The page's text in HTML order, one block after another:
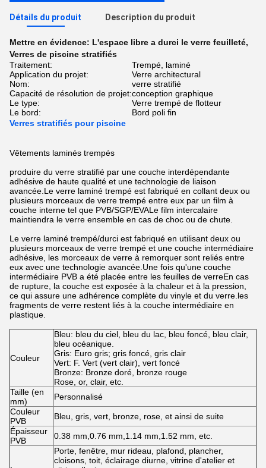
Détails du produit Description du produit
Mettre en évidence: L'espace libre a durci le verre feuilleté,
Verres de piscine stratifiés
Traitement:
Trempé, laminé
Application du projet:
Verre architectural
Nom:
verre stratifié
Capacité de résolution de projet:conception graphique
Le type:
Verre trempé de flotteur
Le bord:
Bord poli fin
Verres stratifiés pour piscine
Vêtements laminés trempés
produire du verre stratifié par une couche interdépendante
adhésive de haute qualité et une technologie de liaison
avancée.Le verre laminé trempé est fabriqué en collant deux ou
plusieurs morceaux de verre trempé entre eux par un film à
couche interne tel que PVB/SGP/EVALe film intercalaire
maintiendra le verre ensemble en cas de choc ou de chute.
Le verre laminé trempé/durci est fabriqué en utilisant deux ou
plusieurs morceaux de verre trempé et une couche intermédiaire
adhésive, les morceaux de verre à remorquer sont reliés entre
eux avec une technologie avancée.Une fois qu'une couche
intermédiaire PVB a été placée entre les feuilles de verreEn cas
de rupture, la couche est exposée à la chaleur et à la pression,
ce qui assure une adhérence complète du vinyle et du verre.les
fragments de verre restent liés à la couche intermédiaire en
plastique.
Couleur
Bleu: bleu du ciel, bleu du lac, bleu foncé, bleu clair,
bleu océanique.
Gris: Euro gris; gris foncé, gris clair
Vert: F. Vert (vert clair), vert foncé
Bronze: Bronze doré, bronze rouge
Rose, or, clair, etc.
Taille (en
mm)
Personnalisé
Couleur
PVB
Bleu, gris, vert, bronze, rose, et ainsi de suite
Épaisseur
PVB
0.38 mm,0.76 mm,1.14 mm,1.52 mm, etc.
Porte, fenêtre, mur rideau, plafond, plancher,
cloisons, toit, éclairage diurne, vitrine d'atelier et